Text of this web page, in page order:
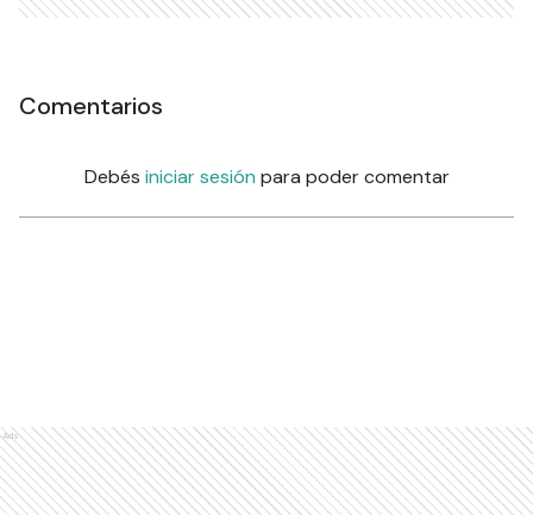
Comentarios
Debés iniciar sesión para poder comentar
Ads